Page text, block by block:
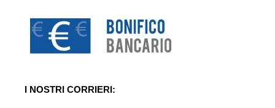
I NOSTRI CORRIERI: